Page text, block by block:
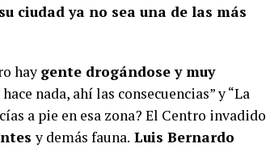
su ciudad ya no sea una de las más
hay gente drogándose y muy
nada, ahí las consecuencias” y “La
a pie en esa zona? El Centro invadido
y demás fauna. Luis Bernardo